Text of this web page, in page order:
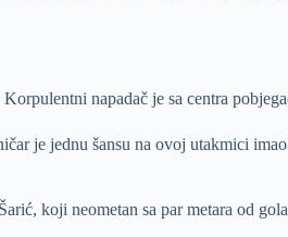
napadač je sa centra
je jednu šansu na ovoj utakmici
koji neometan sa par metara od